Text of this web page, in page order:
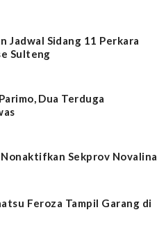
Jadwal Sidang 11 Perkara
Sulteng
Dua Terduga
Sekprov Novalina
Feroza Tampil Garang di